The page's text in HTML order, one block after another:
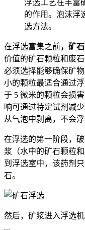
浮选工艺在丰富
的作用。泡沫浮
选方法。
在浮选富集之前，矿石
价值的矿石颗粒和废
必须选择能够确保矿
小的颗粒最适合通过
于 5 微米的颗粒会损
响可通过特定试剂减
从气泡中剥离，不会浮
在浮选的第一阶段，
浆（水中的矿石颗粒
到浮选室中，该药剂
石。
然后，矿浆进入浮选